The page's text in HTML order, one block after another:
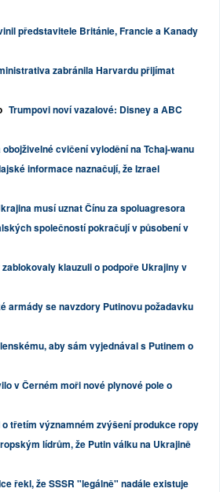
představitele Británie, Francie a Kanady
zabránila Harvardu přijímat
Trumpovi noví vazalové: Disney a ABC
cvičení vylodění na Tchaj-wanu
informace naznačují, že Izrael
musí uznat Čínu za spoluagresora
společností pokračují v působení v
klauzuli o podpoře Ukrajiny v
armády se navzdory Putinovu požadavku
aby sám vyjednával s Putinem o
v Černém moři nové plynové pole o
o třetím významném zvýšení produkce ropy
lídrům, že Putin válku na Ukrajině
řekl, že SSSR "legálně" nadále existuje